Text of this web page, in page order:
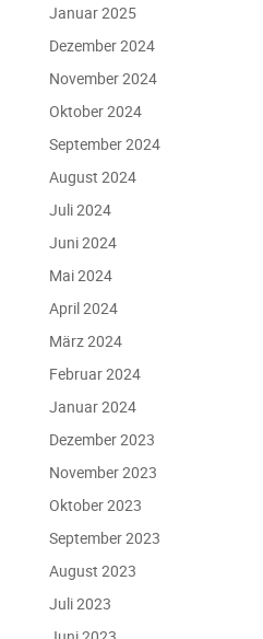
Januar 2025
Dezember 2024
November 2024
Oktober 2024
September 2024
August 2024
Juli 2024
Juni 2024
Mai 2024
April 2024
März 2024
Februar 2024
Januar 2024
Dezember 2023
November 2023
Oktober 2023
September 2023
August 2023
Juli 2023